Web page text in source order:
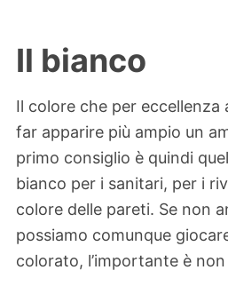
Il bianco
Il colore che per eccellenza
far apparire più ampio un
primo consiglio è quindi
bianco per i sanitari, per i
colore delle pareti. Se non
possiamo comunque
colorato, l’importante è